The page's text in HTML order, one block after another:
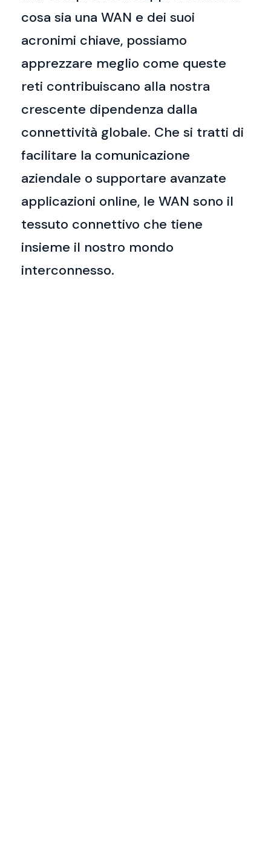
cosa sia una WAN e dei suoi
acronimi chiave, possiamo
apprezzare meglio come queste
reti contribuiscano alla nostra
crescente dipendenza dalla
connettività globale. Che si tratti di
facilitare la comunicazione
aziendale o supportare avanzate
applicazioni online, le WAN sono il
tessuto connettivo che tiene
insieme il nostro mondo
interconnesso.